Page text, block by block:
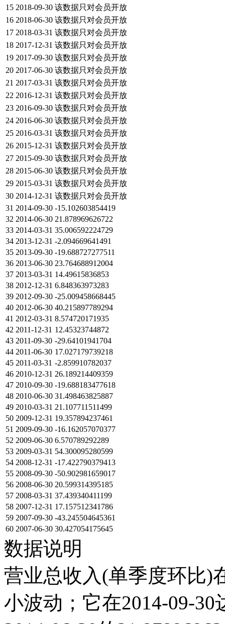
15 2018-09-30 该数据只对会员开放
16 2018-06-30 该数据只对会员开放
17 2018-03-31 该数据只对会员开放
18 2017-12-31 该数据只对会员开放
19 2017-09-30 该数据只对会员开放
20 2017-06-30 该数据只对会员开放
21 2017-03-31 该数据只对会员开放
22 2016-12-31 该数据只对会员开放
23 2016-09-30 该数据只对会员开放
24 2016-06-30 该数据只对会员开放
25 2016-03-31 该数据只对会员开放
26 2015-12-31 该数据只对会员开放
27 2015-09-30 该数据只对会员开放
28 2015-06-30 该数据只对会员开放
29 2015-03-31 该数据只对会员开放
30 2014-12-31 该数据只对会员开放
31 2014-09-30 -15.102603854419
32 2014-06-30 21.878969626722
33 2014-03-31 35.006592224729
34 2013-12-31 -2.094669641491
35 2013-09-30 -19.688727277511
36 2013-06-30 23.764688912004
37 2013-03-31 14.49615836853
38 2012-12-31 6.848363973283
39 2012-09-30 -25.009458668445
40 2012-06-30 40.215897789294
41 2012-03-31 8.574720171935
42 2011-12-31 12.45323744872
43 2011-09-30 -29.64101941704
44 2011-06-30 17.027179739218
45 2011-03-31 -2.859910782037
46 2010-12-31 26.189214409359
47 2010-09-30 -19.688183477618
48 2010-06-30 31.498463825887
49 2010-03-31 21.107711511499
50 2009-12-31 19.357894237461
51 2009-09-30 -16.162057070377
52 2009-06-30 6.570789292289
53 2009-03-31 54.300095280599
54 2008-12-31 -17.422790379413
55 2008-09-30 -50.902981659017
56 2008-06-30 20.599314395185
57 2008-03-31 37.439340411199
58 2007-12-31 17.157512341786
59 2007-09-30 -43.245504645361
60 2007-06-30 30.427054175645
数据说明
营业总收入(单季度环比)
小波动；它在2014-09-30